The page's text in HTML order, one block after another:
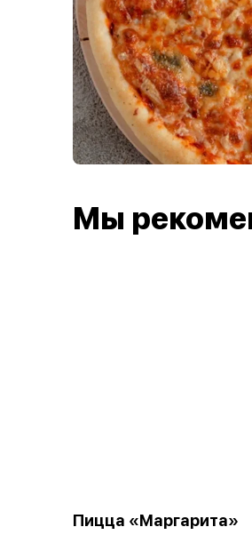
Мы
Пицца «Маргарита»